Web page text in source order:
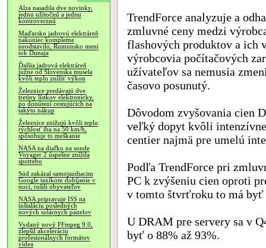
Alza nasadila dve novinky,
jednu užitočnú a jednu
kontroverznú
Maďarsko jadrovú elektráreň
nakoniec kompletne
neodstavilo, Rumunsko mení
tok Dunaja
Ďalšia jadrová elektráreň
južne od Slovenska musela
kvôli teplu znížiť výkon
Železnice predávajú dve
tretiny lístkov elektronicky,
po donútení cestujúcich na
takýto nákup
Železnice znižujú kvôli teplu
rýchlosť iba na 50 km/h,
spôsobuje to meškanie
NASA na diaľku na sonde
Voyager 2 úspešne znížila
spotrebu
Súd zakázal samojazdiacim
Google taxíkom dobíjanie v
noci, rušili obyvateľov
NASA pripravuje ISS na
inštaláciu posledných
nových solárnych panelov
Vydaný nový FFmpeg 9.0,
zlepšil akceleráciu
profesionálnych formátov
videa
TrendForce analyzuje a
zmluvné ceny medzi
flashových produktov a ich
výrobcovia počítačových
užívateľov sa nemusia
časovo posunutý.
Dôvodom zvyšovania cien
veľký dopyt kvôli
centier najmä pre umelú
Podľa TrendForce pri
PC k zvýšeniu cien oproti
v tomto štvrťroku to má byť
U DRAM pre servery sa v
byť o 88% až 93%.